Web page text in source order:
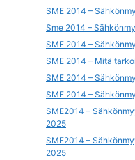
SME 2014 –
Sme 2014 –
SME 2014 –
SME 2014 – Mitä
SME 2014 –
SME 2014 –
SME2014 –
2025
SME2014 –
2025